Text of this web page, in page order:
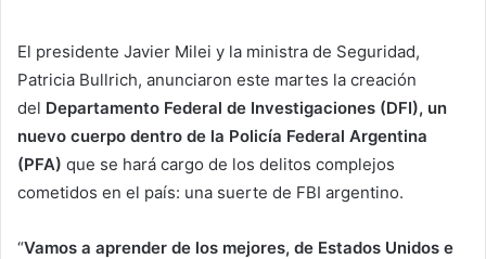
El presidente Javier Milei y la ministra de Seguridad,
Patricia Bullrich, anunciaron este martes la creación
del Departamento Federal de Investigaciones (DFI), un
nuevo cuerpo dentro de la Policía Federal Argentina
(PFA) que se hará cargo de los delitos complejos
cometidos en el país: una suerte de FBI argentino.
“Vamos a aprender de los mejores, de Estados Unidos e